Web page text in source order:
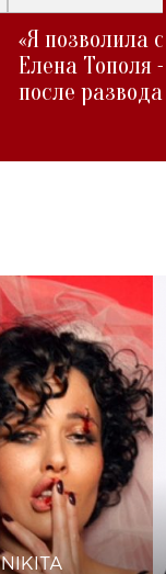
«Я позволила
Елена Тополя
после развода
NIKITA